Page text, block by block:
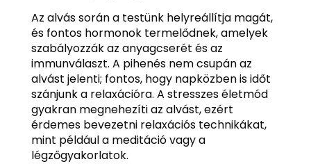
Az alvás során a testünk helyreállítja magát,
és fontos hormonok termelődnek, amelyek
szabályozzák az anyagcserét és az
immunválaszt. A pihenés nem csupán az
alvást jelenti; fontos, hogy napközben is időt
szánjunk a relaxációra. A stresszes életmód
gyakran megnehezíti az alvást, ezért
érdemes bevezetni relaxációs technikákat,
mint például a meditáció vagy a
légzőgyakorlatok.